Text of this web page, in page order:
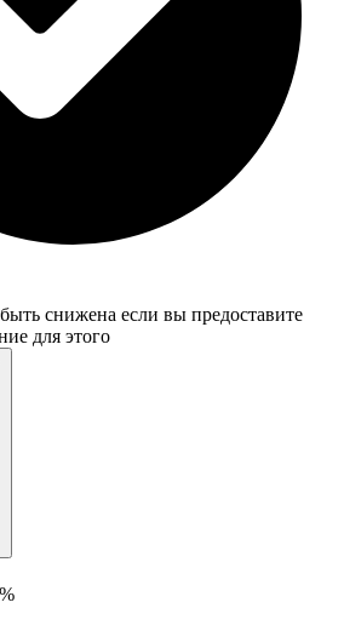
снижена если вы предоставите
для этого